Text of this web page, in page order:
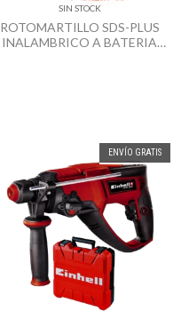
SIN STOCK
ROTOMARTILLO SDS-PLUS
INALAMBRICO A BATERIA
ENVÍO GRATIS